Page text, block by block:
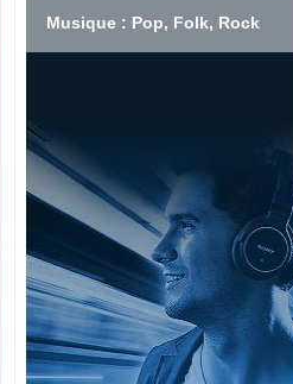
Musique : Pop, Folk, Rock